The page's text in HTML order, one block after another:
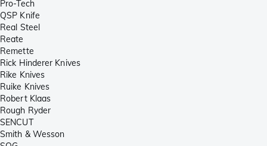
Pro-Tech
QSP Knife
Real Steel
Reate
Remette
Rick Hinderer Knives
Rike Knives
Ruike Knives
Robert Klaas
Rough Ryder
SENCUT
Smith & Wesson